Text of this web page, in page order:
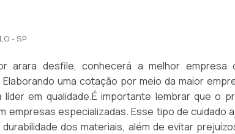
com precisão. Sem trocar o foco sobre
da empresa, a mesma deve prezar pelos
da empresa com seus clientes.Isso tudo é
é responsável quando se trata de empresas do
A empresa objetiva sempre a qualidade
parcerias duradouras. Conta com
prazer em auxiliar com suas
- SP
arara desfile, conhecerá a melhor empresa
uma cotação por meio da maior
em qualidade.É importante lembrar que o
empresas especializadas. Esse tipo de cuidado
dos materiais, além de evitar